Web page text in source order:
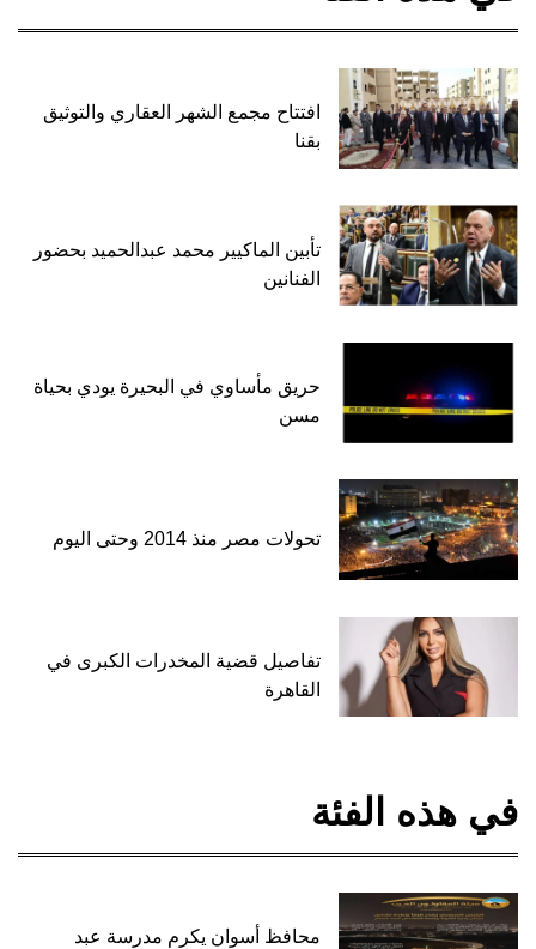
افتتاح مجمع الشهر العقاري والتوثيق
بقنا
تأبين الماكيير محمد عبدالحميد بحضور
الفنانين
حريق مأساوي في البحيرة يودي بحياة
مسن
تحولات مصر منذ 2014 وحتى اليوم
تفاصيل قضية المخدرات الكبرى في
القاهرة
في هذه الفئة
محافظ أسوان يكرم مدرسة عبد